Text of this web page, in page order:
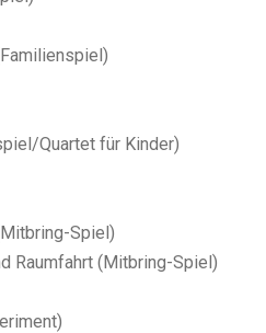
Familienspiel)
Quartet für Kinder)
Mitbring-Spiel)
Raumfahrt (Mitbring-Spiel)
)